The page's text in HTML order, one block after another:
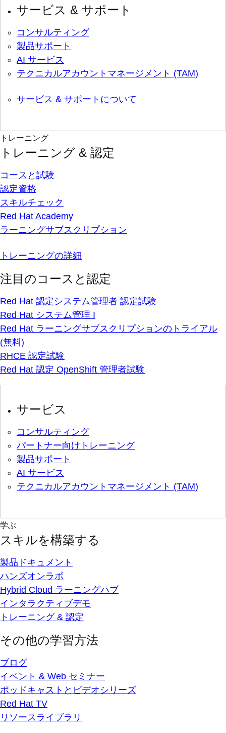
サービス & サポート
コンサルティング
製品サポート
AI サービス
テクニカルアカウントマネージメント (TAM)
サービス & サポートについて
トレーニング
トレーニング & 認定
コースと試験
認定資格
スキルチェック
Red Hat Academy
ラーニングサブスクリプション
トレーニングの詳細
注目のコースと認定
Red Hat 認定システム管理者 認定試験
Red Hat システム管理 I
Red Hat ラーニングサブスクリプションのトライアル
(無料)
RHCE 認定試験
Red Hat 認定 OpenShift 管理者試験
サービス
コンサルティング
パートナー向けトレーニング
製品サポート
AI サービス
テクニカルアカウントマネージメント (TAM)
学ぶ
スキルを構築する
製品ドキュメント
ハンズオンラボ
Hybrid Cloud ラーニングハブ
インタラクティブデモ
トレーニング & 認定
その他の学習方法
ブログ
イベント & Web セミナー
ポッドキャストとビデオシリーズ
Red Hat TV
リソースライブラリ